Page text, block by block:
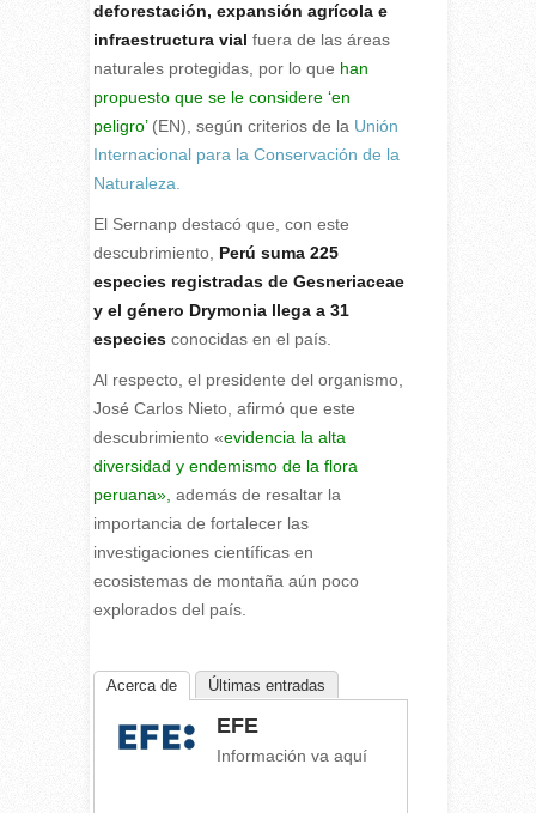
deforestación, expansión agrícola e
infraestructura vial fuera de las áreas
naturales protegidas, por lo que han
propuesto que se le considere ‘en
peligro’(EN), según criterios de la Unión
Internacional para la Conservación de la
Naturaleza.
El Sernanp destacó que, con este
descubrimiento, Perú suma 225
especies registradas de Gesneriaceae
y el género Drymonia llega a 31
especiesconocidas en el país.
Al respecto, el presidente del organismo,
José Carlos Nieto, afirmó que este
descubrimiento «evidencia la alta
diversidad y endemismo de la flora
peruana», además de resaltar la
importancia de fortalecer las
investigaciones científicas en
ecosistemas de montaña aún poco
explorados del país.
Acerca de Últimas entradas
EFE
Información va aquí